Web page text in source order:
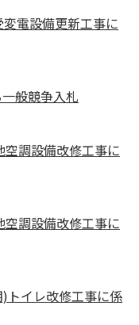
電設備更新工事に
般競争入札
調設備改修工事に
調設備改修工事に
トイレ改修工事に係